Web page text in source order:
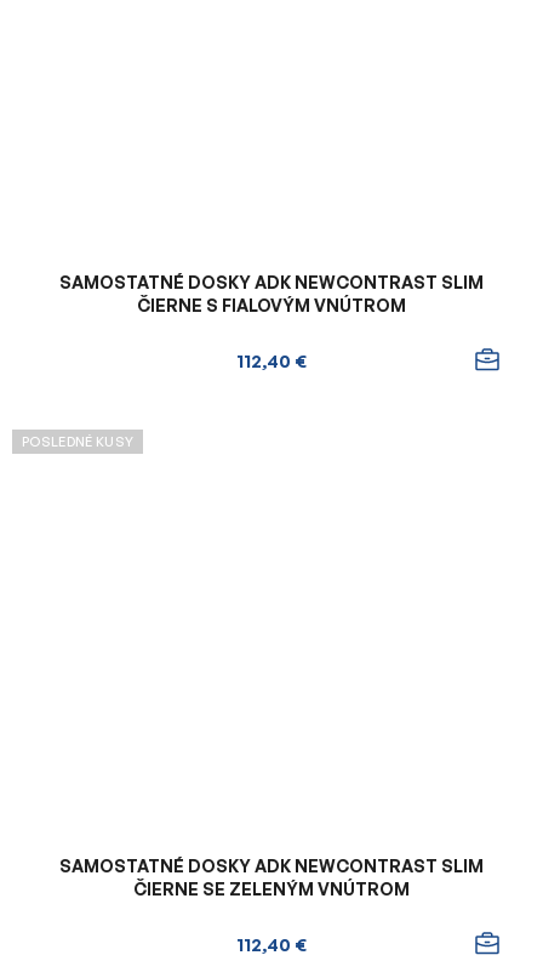
SAMOSTATNÉ DOSKY ADK NEWCONTRAST SLIM
ČIERNE S FIALOVÝM VNÚTROM
112,40 €
POSLEDNÉ KUSY
SAMOSTATNÉ DOSKY ADK NEWCONTRAST SLIM
ČIERNE SE ZELENÝM VNÚTROM
112,40 €